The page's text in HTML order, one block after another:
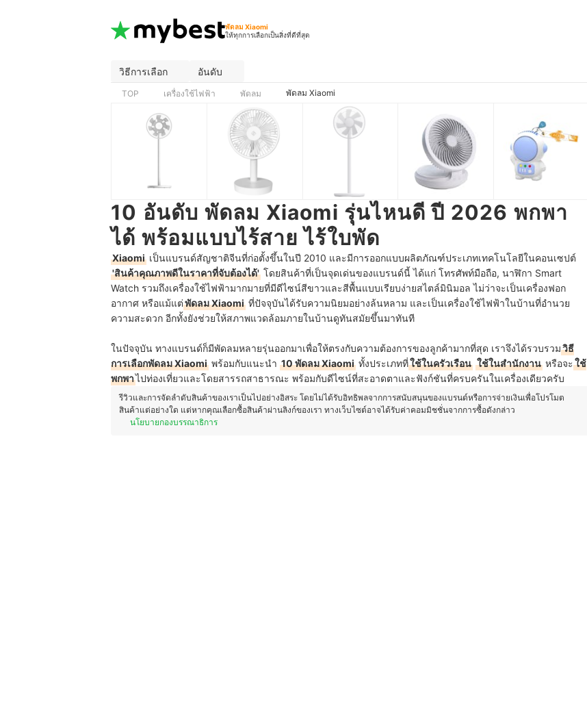
พัดลม Xiaomi
ให้ทุกการเลือกเป็นสิ่งที่ดีที่สุด
วิธีการเลือก อันดับ
TOP เครื่องใช้ไฟฟ้า พัดลม พัดลม Xiaomi
10 อันดับ พัดลม Xiaomi รุ่นไหนดี ปี 2026 พกพา
ได้ พร้อมแบบไร้สาย ไร้ใบพัด
Xiaomi เป็นแบรนด์สัญชาติจีนที่ก่อตั้งขึ้นในปี 2010 และมีการออกแบบผลิตภัณฑ์ประเภทเทคโนโลยีในคอนเซปต์
'สินค้าคุณภาพดีในราคาที่จับต้องได้' โดยสินค้าที่เป็นจุดเด่นของแบรนด์นี้ ได้แก่ โทรศัพท์มือถือ, นาฬิกา Smart
Watch รวมถึงเครื่องใช้ไฟฟ้ามากมายที่มีดีไซน์สีขาวและสีพื้นแบบเรียบง่ายสไตล์มินิมอล ไม่ว่าจะเป็นเครื่องฟอก
อากาศ หรือแม้แต่พัดลม Xiaomi ที่ปัจจุบันได้รับความนิยมอย่างล้นหลาม และเป็นเครื่องใช้ไฟฟ้าในบ้านที่อำนวย
ความสะดวก อีกทั้งยังช่วยให้สภาพแวดล้อมภายในบ้านดูทันสมัยขึ้นมาทันที
ในปัจจุบัน ทางแบรนด์ก็มีพัดลมหลายรุ่นออกมาเพื่อให้ตรงกับความต้องการของลูกค้ามากที่สุด เราจึงได้รวบรวมวิธี
การเลือกพัดลม Xiaomi พร้อมกับแนะนำ 10 พัดลม Xiaomi ทั้งประเภทที่ใช้ในครัวเรือน ใช้ในสำนักงาน หรือจะใช้
พกพาไปท่องเที่ยวและโดยสารรถสาธารณะ พร้อมกับดีไซน์ที่สะอาดตาและฟังก์ชันที่ครบครันในเครื่องเดียวครับ
รีวิวและการจัดลำดับสินค้าของเราเป็นไปอย่างอิสระ โดยไม่ได้รับอิทธิพลจากการสนับสนุนของแบรนด์หรือการจ่ายเงินเพื่อโปรโมต
สินค้าแต่อย่างใด แต่หากคุณเลือกซื้อสินค้าผ่านลิงก์ของเรา ทางเว็บไซต์อาจได้รับค่าคอมมิชชั่นจากการซื้อดังกล่าว
นโยบายกองบรรณาธิการ